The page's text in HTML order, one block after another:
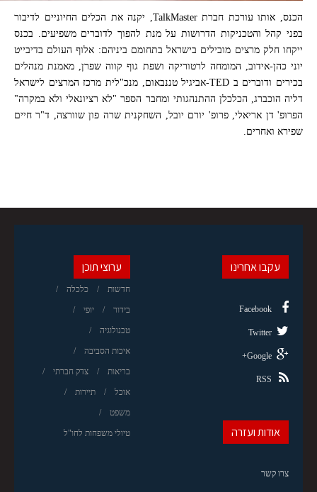
הכנס, אותו עורכת חברת TalkMaster, יקנה את הכלים החיוניים לדיבור
בפני קהל והטכניקות הדרושות על מנת להפוך לדוברים משפיעים. בכנס
ייקחו חלק מרצים מובילים בישראל בתחומם ביניהם: אלוף העולם בדיבייט
יוני כהן-אידוב, המומחה לרטוריקה ושפת גוף קווה שפרן, מאמנת מנהלים
בכירים ודוברים ב TED-אביגיל טננבאום, מנכ"לית מרכז המרצים לישראל
דליה הוכברג, הכלכלן ההתנהגותי ומחבר הספר "לא רציונאלי ולא במקרה"
הפרופ' דן אריאלי, פרופ' יורם יובל, השחקנית שרה פון שוורצה, ד"ר חיים
שפירא ואחרים.
ערוצי תוכן
חדשות כלכלה
בידור יופי
טכנולוגיה
איכות הסביבה
בריאות צדק חברתי
אוכל תיירות
משפט
טיולי משפחות לחו"ל
עקבו אחרינו
Facebook
Twitter
Google+
RSS
אודות ועזרה
צרו קשר